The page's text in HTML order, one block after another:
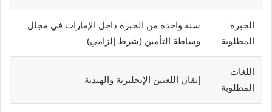
الخبرة
المطلوبة
سنة واحدة من الخبرة داخل الإمارات في مجال
وساطة التأمين (شرط إلزامي)
اللغات
المطلوبة
إتقان اللغتين الإنجليزية والهندية